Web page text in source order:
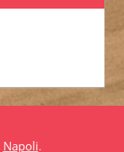
Napoli.